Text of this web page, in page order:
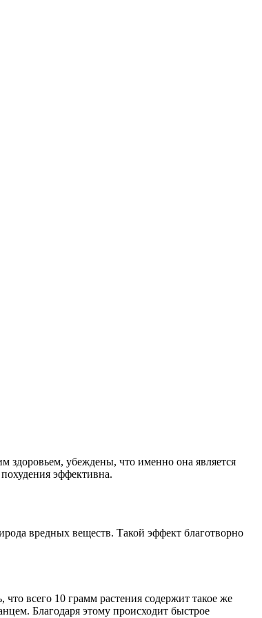
здоровьем, убеждены, что именно она является
эффективна.
вредных веществ. Такой эффект благотворно
всего 10 грамм растения содержит такое же
Благодаря этому происходит быстрое